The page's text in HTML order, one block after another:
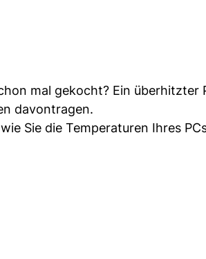
mal gekocht? Ein
davontragen.
Sie die Temperaturen Ihres